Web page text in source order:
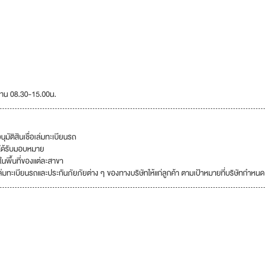
น 08.30-15.00น.
ติสินเชื่อเล่มทะเบียนรถ
ด้รับมอบหมาย
พื้นที่ของแต่ละสาขา
ะเบียนรถและประกันภัยภัยต่าง ๆ ของทางบริษัทให้แก่ลูกค้า ตามเป้าหมายที่บริษัทกำหนด